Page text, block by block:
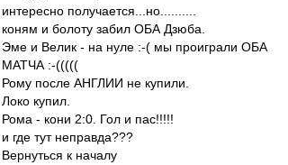
интересно получается...но..........
коням и болоту забил ОБА Дзюба.
Эме и Велик - на нуле :-( мы проиграли ОБА
МАТЧА :-(((((
Рому после АНГЛИИ не купили.
Локо купил.
Рома - кони 2:0. Гол и пас!!!!!
и где тут неправда???
Вернуться к началу